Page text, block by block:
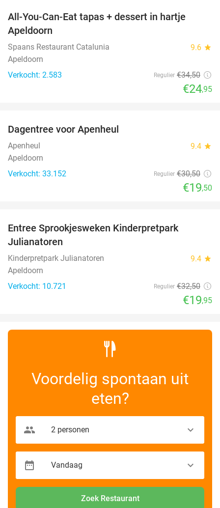
All-You-Can-Eat tapas + dessert in hartje
Apeldoorn
Spaans Restaurant Catalunia 9.6 star
Apeldoorn
Verkocht: 2.583
Regulier €34,50
€24,95
Dagentree voor Apenheul
Apenheul 9.4 star
Apeldoorn
Verkocht: 33.152
Regulier €30,50
€19,50
Entree Sprookjesweken Kinderpretpark
Julianatoren
Kinderpretpark Julianatoren 9.4 star
Apeldoorn
Verkocht: 10.721
Regulier €32,50
€19,95
Voordelig spontaan uit
eten?
Zoek Restaurant